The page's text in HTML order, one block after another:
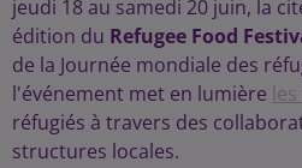
jeudi 18 au samedi 20 juin, la
édition du Refugee Food
de la Journée mondiale des
l'événement met en lumière
réfugiés à travers des
structures locales.